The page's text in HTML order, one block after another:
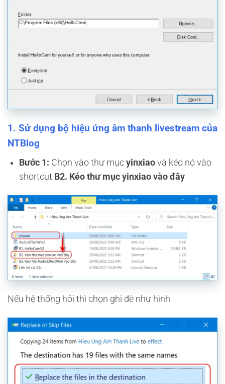
1. Sử dụng bộ hiệu ứng âm thanh livestream của
NTBlog
Bước 1: Chọn vào thư mục yinxiaovà kéo nó vào
shortcut B2. Kéo thư mục yinxiao vào đây
Nếu hệ thống hỏi thì chọn ghi đè như hình